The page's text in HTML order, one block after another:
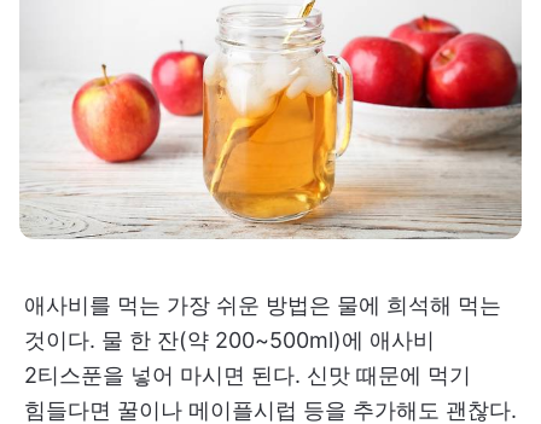
애사비를 먹는 가장 쉬운 방법은 물에 희석해 먹는
것이다. 물 한 잔(약 200~500ml)에 애사비
2티스푼을 넣어 마시면 된다. 신맛 때문에 먹기
힘들다면 꿀이나 메이플시럽 등을 추가해도 괜찮다.